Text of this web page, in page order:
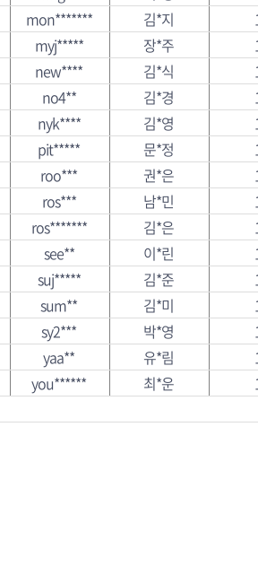
mon******* 김*지
myj***** 장*주
new**** 김*식
no4** 김*경
nyk**** 김*영
pit***** 문*정
roo*** 권*은
ros*** 남*민
ros******* 김*은
see** 이*린
suj***** 김*준
sum** 김*미
sy2*** 박*영
yaa** 유*림
you****** 최*운